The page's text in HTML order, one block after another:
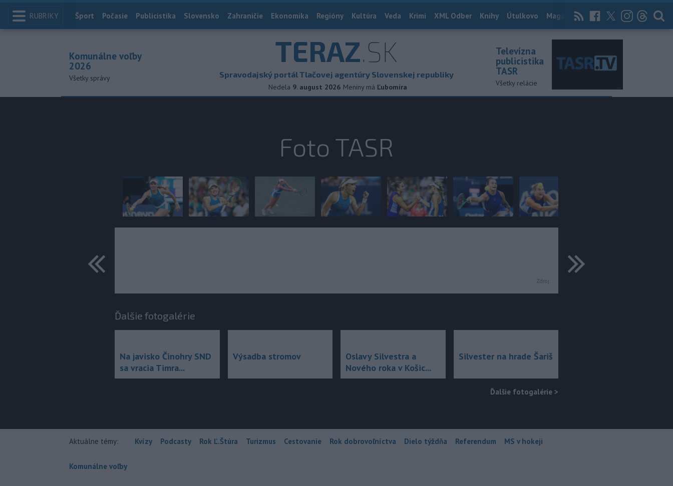
RUBRIKY Index
Šport Počasie Publicistika Slovensko Zahraničie Ekonomika Regióny Kultúra Veda Krimi XML Odber Knihy Útulkovo Magazín News Now Archív
TERAZ.SK
Spravodajský portál Tlačovej agentúry Slovenskej republiky
Nedela 9. august 2026 Meniny má Ľubomíra
Komunálne voľby
2026
Všetky správy
Televízna
publicistika
TASR
Všetky relácie
Foto TASR
Zdroj:
predchádzajúce ďalšie
Ďalšie fotogalérie
Na javisko Činohry SND
sa vracia Timra...
Výsadba stromov
Oslavy Silvestra a
Nového roka v Košic...
Silvester na hrade Šariš
Ďalšie fotogalérie >
Aktuálne témy: Kvízy Podcasty Rok Ľ.Štúra Turizmus Cestovanie Rok dobrovoľníctva Dielo týždňa Referendum MS v hokeji
Komunálne voľby